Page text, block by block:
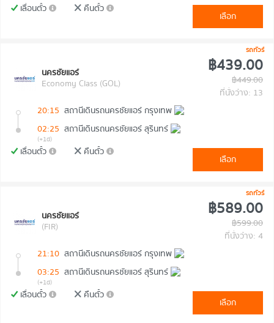
เลื่อนตั๋ว
คืนตั๋ว
เลือก
รถทัวร์
นครชัยแอร์
Economy Class (GOL)
฿439.00
฿449.00
ที่นั่งว่าง: 13
20:15 สถานีเดินรถนครชัยแอร์ กรุงเทพ
02:25 สถานีเดินรถนครชัยแอร์ สุรินทร์
(+1d)
เลื่อนตั๋ว คืนตั๋ว
เลือก
รถทัวร์
นครชัยแอร์
(FIR)
฿589.00
฿599.00
ที่นั่งว่าง: 4
21:10 สถานีเดินรถนครชัยแอร์ กรุงเทพ
03:25 สถานีเดินรถนครชัยแอร์ สุรินทร์
(+1d)
เลื่อนตั๋ว คืนตั๋ว
เลือก